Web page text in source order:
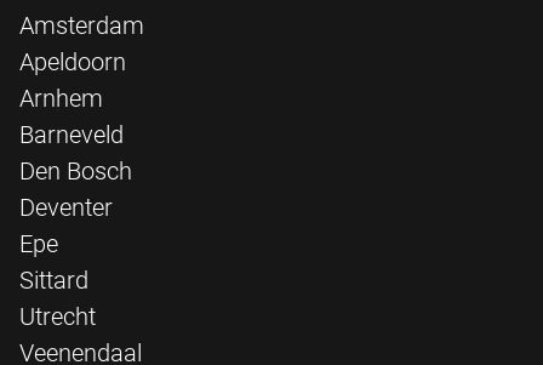
Amsterdam
Apeldoorn
Arnhem
Barneveld
Den Bosch
Deventer
Epe
Sittard
Utrecht
Veenendaal